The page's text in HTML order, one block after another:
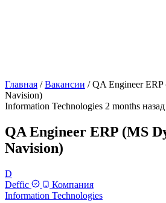
Главная / Вакансии / QA Engineer
Navision)
Information Technologies 2 months
QA Engineer ERP (MS
Navision)
D
Deffic
Компания
Information Technologies